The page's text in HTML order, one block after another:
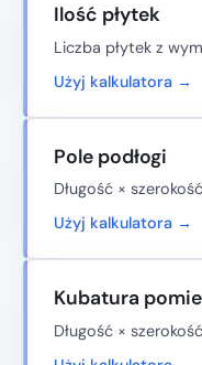
Ilość płytek
Liczba płytek z
Użyj kalkulatora →
Pole podłogi
Długość ×
Użyj kalkulatora →
Kubatura
Długość ×